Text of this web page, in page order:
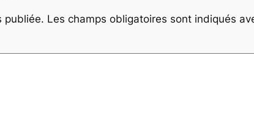
publiée. Les champs obligatoires sont indiqués